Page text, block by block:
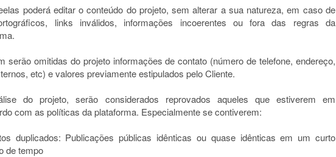
poderá editar o conteúdo do projeto, sem alterar a sua natureza, em caso de
links inválidos, informações incoerentes ou fora das regras da
serão omitidas do projeto informações de contato (número de telefone, endereço,
etc) e valores previamente estipulados pelo Cliente.
do projeto, serão considerados reprovados aqueles que estiverem em
com as políticas da plataforma. Especialmente se contiverem:
duplicados: Publicações públicas idênticas ou quase idênticas em um curto
de tempo